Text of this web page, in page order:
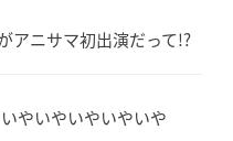
アニサマ初出演だって!?
やいやいやいやいや